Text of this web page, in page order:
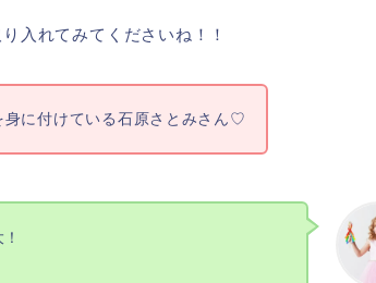
入れてみてくださいね！！
身に付けている石原さとみさん♡